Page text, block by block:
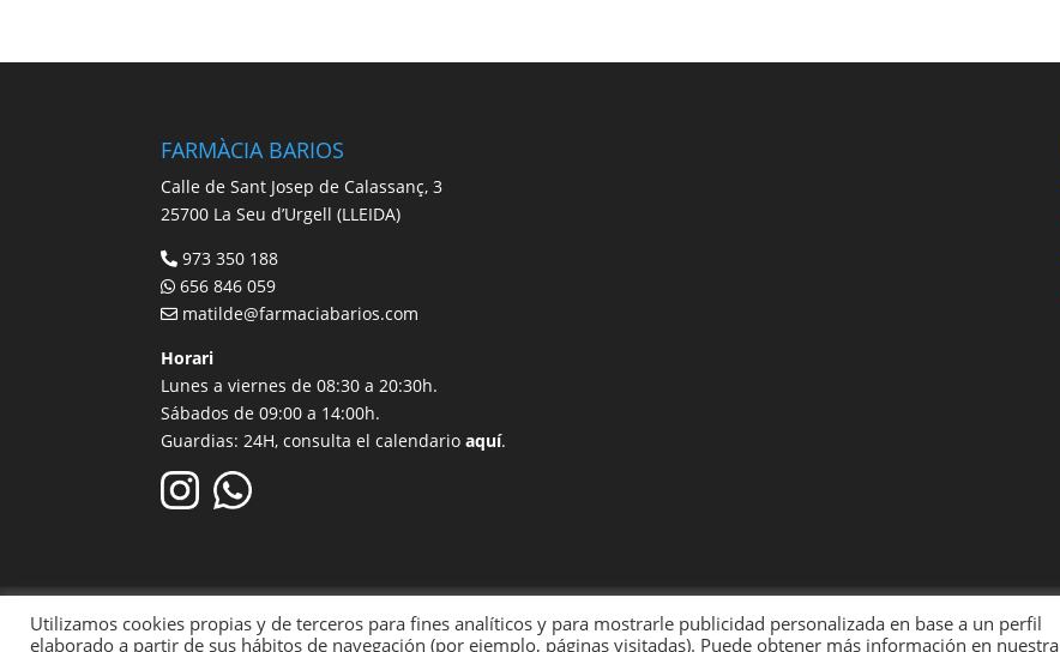
FARMÀCIA BARIOS
Calle de Sant Josep de Calassanç, 3
25700 La Seu d’Urgell (LLEIDA)
973 350 188
656 846 059
matilde@farmaciabarios.com
Horari
Lunes a viernes de 08:30 a 20:30h.
Sábados de 09:00 a 14:00h.
Guardias: 24H, consulta el calendarioaquí.
Aviso legal Política de Privacidad Política de Cookies
Utilizamos cookies propias y de terceros para fines analíticos y para mostrarle publicidad personalizada en base a un perfil
elaborado a partir de sus hábitos de navegación (por ejemplo, páginas visitadas). Puede obtener más información en nuestra